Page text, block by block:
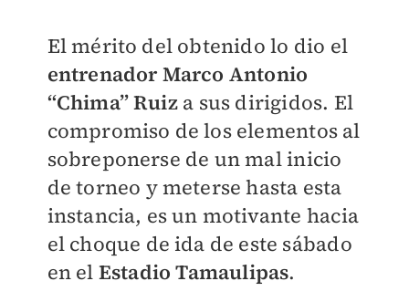
El mérito del obtenido lo dio el
entrenador Marco Antonio
“Chima” Ruiz a sus dirigidos. El
compromiso de los elementos al
sobreponerse de un mal inicio
de torneo y meterse hasta esta
instancia, es un motivante hacia
el choque de ida de este sábado
en el Estadio Tamaulipas.